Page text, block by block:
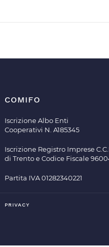
COMIFO
Iscrizione Albo Enti
Cooperativi N. A185345
Iscrizione Registro Imprese
di Trento e Codice Fiscale
Partita IVA 01282340221
PRIVACY